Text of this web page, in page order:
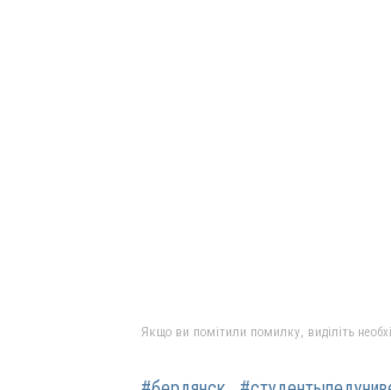
Якщо ви помітили помилку, виділіть